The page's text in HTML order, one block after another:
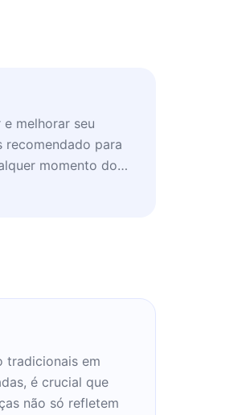
melhorar seu
recomendado para
momento do
tradicionais em
é crucial que
não só refletem